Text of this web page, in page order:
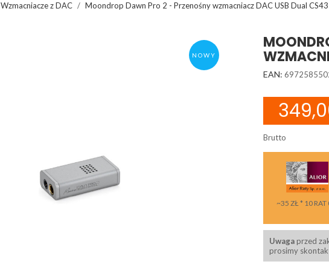
Wzmacniacze z DAC Moondrop Dawn Pro 2 - Przenośny wzmacniacz DAC USB Dual
NOWY
EAN:
Brutto
~35 ZŁ * 10 RAT
Uwagaprzed
prosimy